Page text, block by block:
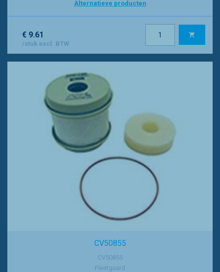
Alternatieve producten
€ 9.61
/stuk excl. BTW
CV50855
CV50855
Fleetguard